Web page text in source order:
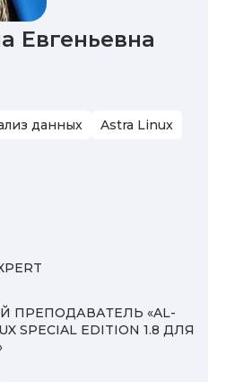
Евгеньевна
данных
Astra Linux
SPECIAL EDITION 1.8 ДЛЯ